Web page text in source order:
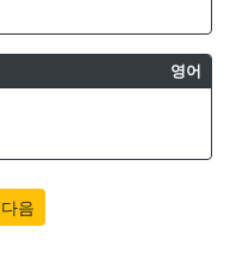
영어
다음